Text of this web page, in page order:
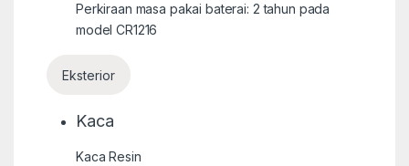
Perkiraan masa pakai baterai: 2 tahun pada
model CR1216
Eksterior
Kaca
Kaca Resin